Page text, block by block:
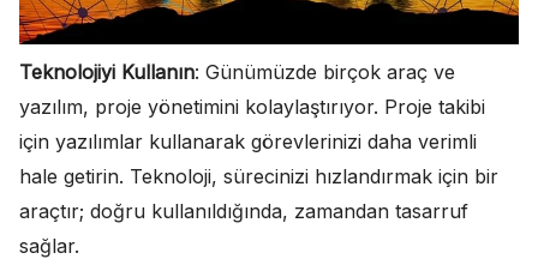
Teknolojiyi Kullanın: Günümüzde birçok araç ve
yazılım, proje yönetimini kolaylaştırıyor. Proje takibi
için yazılımlar kullanarak görevlerinizi daha verimli
hale getirin. Teknoloji, sürecinizi hızlandırmak için bir
araçtır; doğru kullanıldığında, zamandan tasarruf
sağlar.